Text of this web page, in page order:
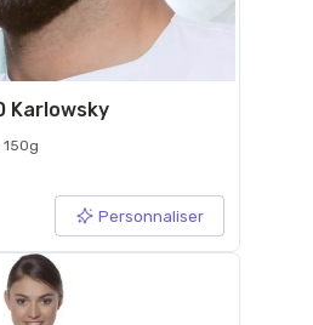
Karlowsky
150g
Personnaliser